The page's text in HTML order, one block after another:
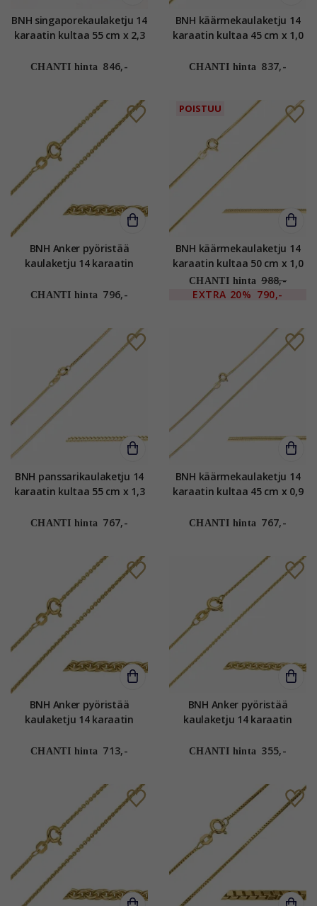
BNH singaporekaulaketju 14
karaatin kultaa 55 cm x 2,3
CHANTI hinta 846,-
BNH käärmekaulaketju 14
karaatin kultaa 45 cm x 1,0
CHANTI hinta 837,-
BNH Anker pyöristää
kaulaketju 14 karaatin
CHANTI hinta 796,-
POISTUU
BNH käärmekaulaketju 14
karaatin kultaa 50 cm x 1,0
mm
CHANTI hinta 988,-
EXTRA 20% 790,-
BNH panssarikaulaketju 14
karaatin kultaa 55 cm x 1,3
CHANTI hinta 767,-
BNH käärmekaulaketju 14
karaatin kultaa 45 cm x 0,9
CHANTI hinta 767,-
BNH Anker pyöristää
kaulaketju 14 karaatin
CHANTI hinta 713,-
BNH Anker pyöristää
kaulaketju 14 karaatin
CHANTI hinta 355,-